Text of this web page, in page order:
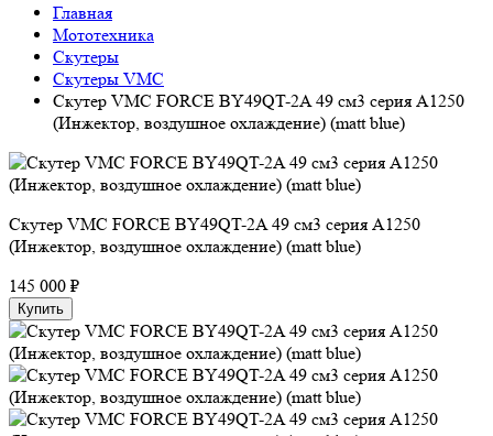
Главная
Мототехника
Скутеры
Скутеры VMC
Скутер VMC FORCE BY49QT-2A 49 см3 серия A1250
(Инжектор, воздушное охлаждение) (matt blue)
Скутер VMC FORCE BY49QT-2A 49 см3 серия A1250
(Инжектор, воздушное охлаждение) (matt blue)
145 000 ₽
Купить